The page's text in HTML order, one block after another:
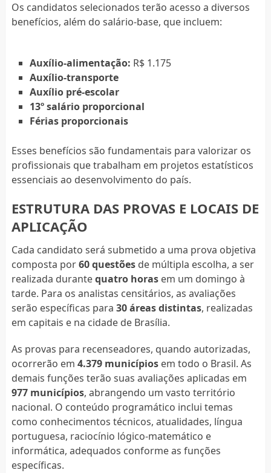
Os candidatos selecionados terão acesso a diversos
benefícios, além do salário-base, que incluem:
Auxílio-alimentação: R$ 1.175
Auxílio-transporte
Auxílio pré-escolar
13º salário proporcional
Férias proporcionais
Esses benefícios são fundamentais para valorizar os
profissionais que trabalham em projetos estatísticos
essenciais ao desenvolvimento do país.
ESTRUTURA DAS PROVAS E LOCAIS DE
APLICAÇÃO
Cada candidato será submetido a uma prova objetiva
composta por60 questõesde múltipla escolha, a ser
realizada durantequatro horasem um domingo à
tarde. Para os analistas censitários, as avaliações
serão específicas para 30 áreas distintas, realizadas
em capitais e na cidade de Brasília.
As provas para recenseadores, quando autorizadas,
ocorrerão em 4.379 municípiosem todo o Brasil. As
demais funções terão suas avaliações aplicadas em
977 municípios, abrangendo um vasto território
nacional. O conteúdo programático inclui temas
como conhecimentos técnicos, atualidades, língua
portuguesa, raciocínio lógico-matemático e
informática, adequados conforme as funções
específicas.